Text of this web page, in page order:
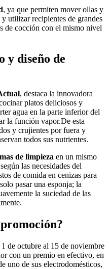
, ya que permiten mover ollas y
utilizar recipientes de grandes
de cocción con el mismo nivel
y diseño de
, destaca la innovadora
platos deliciosos y
agua en la parte inferior del
la función vapor.De esta
y crujientes por fuera y
todos sus nutrientes.
de limpieza en un mismo
las necesidades del
de comida en cenizas para
pasar una esponja; la
la suciedad de las
de octubre al 15 de noviembre
con un premio en efectivo, en
uno de sus electrodomésticos,